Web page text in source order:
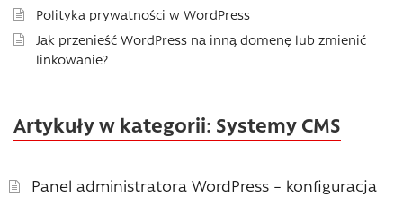
Polityka prywatności w WordPress
Jak przenieść WordPress na inną domenę lub zmienić
linkowanie?
Artykuły w kategorii: Systemy CMS
Panel administratora WordPress – konfiguracja